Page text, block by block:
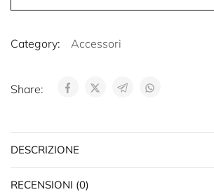
Category: Accessori
Share:
DESCRIZIONE
RECENSIONI (0)